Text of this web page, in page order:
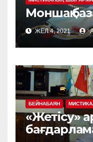
Моншақ
ЖЕЛ 4, 2021
БЕЙНАБАЯН
«Жетісу»